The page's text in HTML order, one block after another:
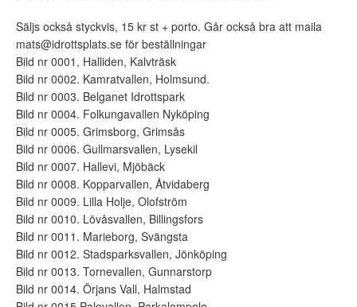
Säljs också styckvis, 15 kr st + porto. Går också bra att maila
mats@idrottsplats.se för beställningar
Bild nr 0001, Halliden, Kalvträsk
Bild nr 0002. Kamratvallen, Holmsund.
Bild nr 0003. Belganet Idrottspark
Bild nr 0004. Folkungavallen Nyköping
Bild nr 0005. Grimsborg, Grimsås
Bild nr 0006. Gullmarsvallen, Lysekil
Bild nr 0007. Hallevi, Mjöbäck
Bild nr 0008. Kopparvallen, Åtvidaberg
Bild nr 0009. Lilla Holje, Olofström
Bild nr 0010. Lövåsvallen, Billingsfors
Bild nr 0011. Marieborg, Svängsta
Bild nr 0012. Stadsparksvallen, Jönköping
Bild nr 0013. Tornevallen, Gunnarstorp
Bild nr 0014. Örjans Vall, Halmstad